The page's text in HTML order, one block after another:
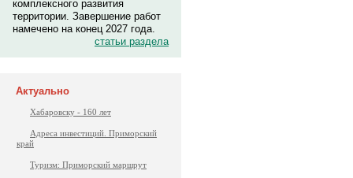
комплексного развития
территории. Завершение работ
намечено на конец 2027 года.
статьи раздела
Актуально
Хабаровску - 160 лет
Адреса инвестиций. Приморский
край
Туризм: Приморский маршрут